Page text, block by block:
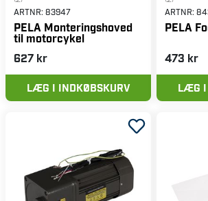
ARTNR: 83947
PELA Monteringshoved
til motorcykel
627 kr
LÆG I INDKØBSKURV
ARTNR:
PELA
473 kr
LÆG I